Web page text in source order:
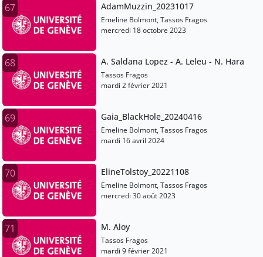
67 AdamMuzzin_20231017
Emeline Bolmont, Tassos Fragos
mercredi 18 octobre 2023
68 A. Saldana Lopez - A. Leleu - N. Hara
Tassos Fragos
mardi 2 février 2021
69 Gaia_BlackHole_20240416
Emeline Bolmont, Tassos Fragos
mardi 16 avril 2024
70 ElineTolstoy_20221108
Emeline Bolmont, Tassos Fragos
mercredi 30 août 2023
71 M. Aloy
Tassos Fragos
mardi 9 février 2021